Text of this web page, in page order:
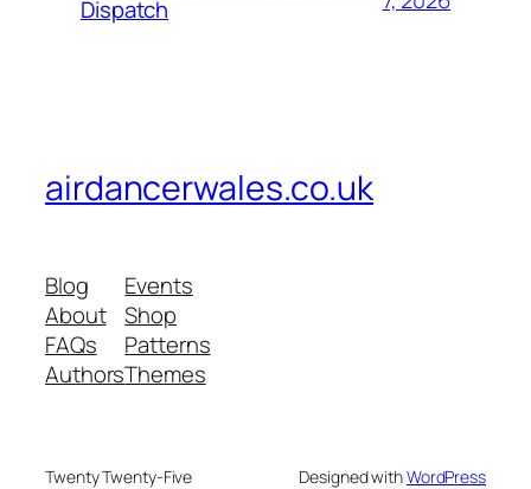
Dispatch
airdancerwales.co.uk
Blog
About
FAQs
Authors
Events
Shop
Patterns
Themes
Twenty Twenty-Five Designed withWordPress